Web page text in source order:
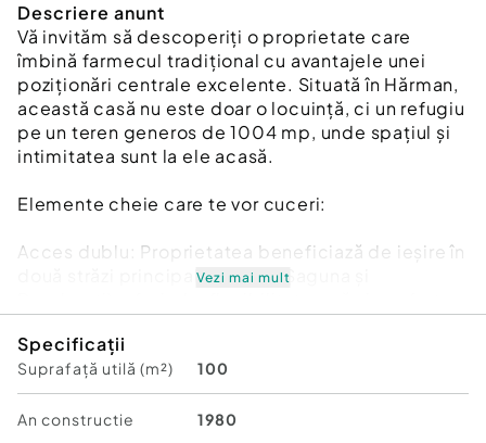
Descriere anunt
Vă invităm să descoperiți o proprietate care
îmbină farmecul tradițional cu avantajele unei
poziționări centrale excelente. Situată în Hărman,
această casă nu este doar o locuință, ci un refugiu
pe un teren generos de 1004 mp, unde spațiul și
intimitatea sunt la ele acasă.
Elemente cheie care te vor cuceri:
Acces dublu: Proprietatea beneficiază de ieșire în
două străzi principale (Andrei Șaguna și
Curte și grădină: O suprafață generoasă ce
permite amenajarea unui spațiu de joacă, a unei
grădini de legume sau pur și simplu a unui loc de
Vezi mai mult
Specificații
Suprafață utilă (m²) 100
An constructie 1980